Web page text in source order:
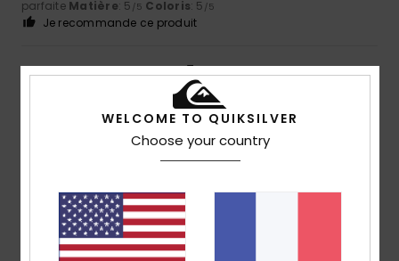
parfaite Matière: 5 /5 Coloris: 5 /5
Je recommande ce produit
4/5
Afficher original - Italiano
Confort: 4/5 Rapport qualité / prix
parfaiteMatière: 4/5 Coloris
WELCOME TO QUIKSILVER
Choose your country